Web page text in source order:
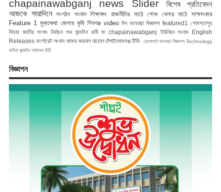
chapainawabganj news Slider
বিশেষ প্রতিবেদন
আজকে সারাদিনে সংগঠন সংবাদ শিক্ষাঙ্গন রাজনীতির মাঠে শোক খেলার মাঠে
সাক্ষাৎকার
Feature 1 মুক্তকথা জেলার কৃষি শিবগঞ্জ video ঈদ শুভেচ্ছা বিজ্ঞাপন featured1
গোমস্তাপুর
ফিচার জাতীয় সংসদ নির্বাচন শুভ জন্মদিন রানী মা chapainawabganj ইউনিয়ন সংবাদ English
Releases কর্পোরেট সংবাদ জাফর জয়নাল নাচোল চাঁপাইনবাবগঞ্জ টিভি ভোলাহাট শুভেচ্ছা বিজ্ঞাপন Technology
কবিতা জন্মদিন পাঠকের চিঠি
বিজ্ঞাপন